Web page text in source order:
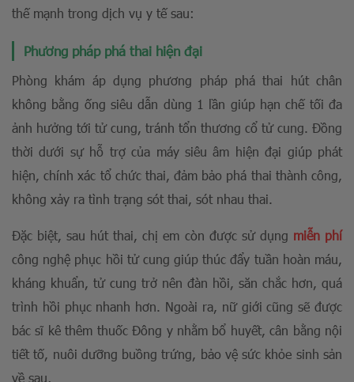
thế mạnh trong dịch vụ y tế sau:
Phương pháp phá thai hiện đại
Phòng khám áp dụng phương pháp phá thai hút chân
không bằng ống siêu dẫn dùng 1 lần giúp hạn chế tối đa
ảnh hưởng tới tử cung, tránh tổn thương cổ tử cung. Đồng
thời dưới sự hỗ trợ của máy siêu âm hiện đại giúp phát
hiện, chính xác tổ chức thai, đảm bảo phá thai thành công,
không xảy ra tình trạng sót thai, sót nhau thai.
Đặc biệt, sau hút thai, chị em còn được sử dụng miễn phí
công nghệ phục hồi tử cung giúp thúc đẩy tuần hoàn máu,
kháng khuẩn, tử cung trở nên đàn hồi, săn chắc hơn, quá
trình hồi phục nhanh hơn. Ngoài ra, nữ giới cũng sẽ được
bác sĩ kê thêm thuốc Đông y nhằm bổ huyết, cân bằng nội
tiết tố, nuôi dưỡng buồng trứng, bảo vệ sức khỏe sinh sản
về sau,